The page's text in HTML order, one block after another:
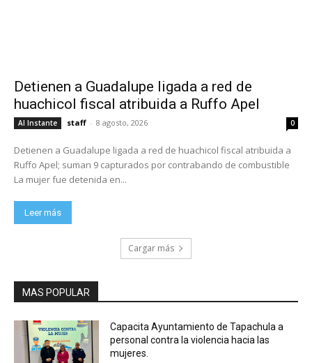
Detienen a Guadalupe ligada a red de
huachicol fiscal atribuida a Ruffo Apel
Al Instante staff - 8 agosto, 2026 0
Detienen a Guadalupe ligada a red de huachicol fiscal atribuida a
Ruffo Apel; suman 9 capturados por contrabando de combustible
La mujer fue detenida en...
Leer más
Cargar más
MAS POPULAR
Capacita Ayuntamiento de Tapachula a
personal contra la violencia hacia las
mujeres.